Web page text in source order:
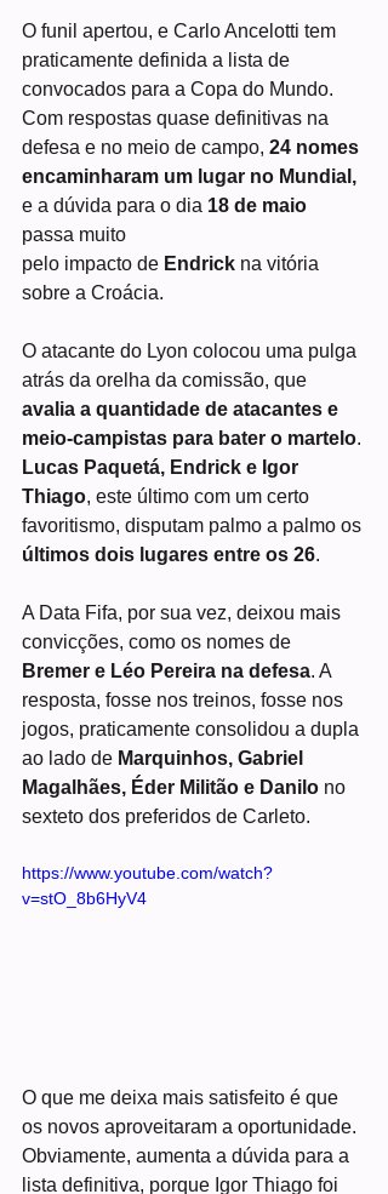
O funil apertou, e Carlo Ancelotti tem
praticamente definida a lista de
convocados para a Copa do Mundo.
Com respostas quase definitivas na
defesa e no meio de campo, 24 nomes
encaminharam um lugar no Mundial,
e a dúvida para o dia 18 de maio
passa muito
pelo impacto de Endrick na vitória
sobre a Croácia.
O atacante do Lyon colocou uma pulga
atrás da orelha da comissão, que
avalia a quantidade de atacantes e
meio-campistas para bater o martelo.
Lucas Paquetá, Endrick e Igor
Thiago, este último com um certo
favoritismo, disputam palmo a palmo os
últimos dois lugares entre os 26.
A Data Fifa, por sua vez, deixou mais
convicções, como os nomes de
Bremer e Léo Pereira na defesa. A
resposta, fosse nos treinos, fosse nos
jogos, praticamente consolidou a dupla
ao lado de Marquinhos, Gabriel
Magalhães, Éder Militão e Danilo no
sexteto dos preferidos de Carleto.
https://www.youtube.com/watch?
v=stO_8b6HyV4
O que me deixa mais satisfeito é que
os novos aproveitaram a oportunidade.
Obviamente, aumenta a dúvida para a
lista definitiva, porque Igor Thiago foi